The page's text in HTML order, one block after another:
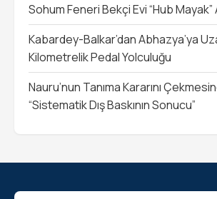
Sohum Feneri Bekçi Evi “Hub Mayak”
Kabardey-Balkar’dan Abhazya’ya
Kilometrelik Pedal Yolculuğu
Nauru’nun Tanıma Kararını
“Sistematik Dış Baskının Sonucu”